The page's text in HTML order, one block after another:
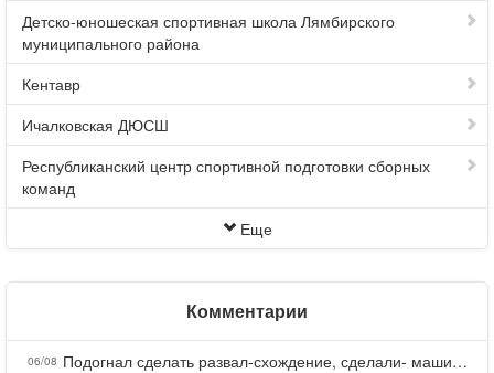
Детско-юношеская спортивная школа Лямбирского
муниципального района
Кентавр
Ичалковская ДЮСШ
Республиканский центр спортивной подготовки сборных
команд
Еще
Комментарии
06/08 Подогнал сделать развал-схождение, сделали- машина уходит на право и колеса проверил все хорошо с атмосферами ужас как можно делать авто, не ужели не берегут свою репутацию, не советую.